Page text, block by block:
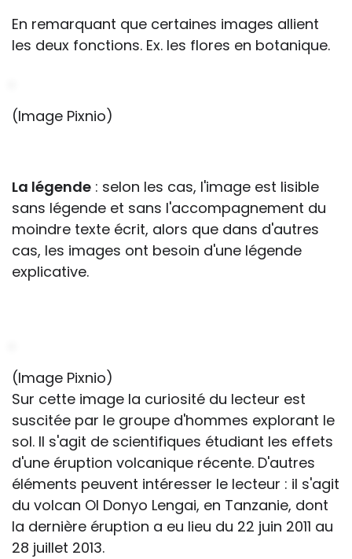
En remarquant que certaines images allient
les deux fonctions. Ex. les flores en botanique.
(Image Pixnio)
La légende : selon les cas, l'image est lisible
sans légende et sans l'accompagnement du
moindre texte écrit, alors que dans d'autres
cas, les images ont besoin d'une légende
explicative.
(Image Pixnio)
Sur cette image la curiosité du lecteur est
suscitée par le groupe d'hommes explorant le
sol. Il s'agit de scientifiques étudiant les effets
d'une éruption volcanique récente. D'autres
éléments peuvent intéresser le lecteur : il s'agit
du volcan OI Donyo Lengai, en Tanzanie, dont
la dernière éruption a eu lieu du 22 juin 2011 au
28 juillet 2013.